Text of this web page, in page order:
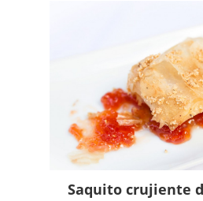
Saquito crujiente